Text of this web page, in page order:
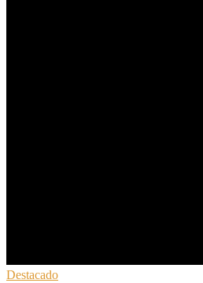
Destacado